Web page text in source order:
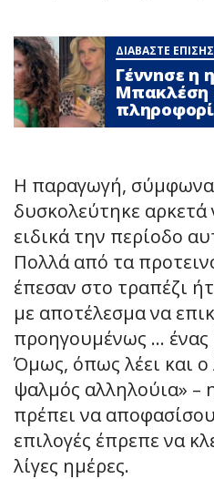
ΔΙΑΒΑΣΤΕ ΕΠΙΣΗΣ
Γέννnσε η
Μπακλέση
Η παραγωγή,
δυσκολεύτηκε αρκετά
ειδικά την περίοδο
Πολλά από τα
έπεσαν στο τραπέζι
με αποτέλεσμα να
προηγουμένως … ένας
Όμως, όπως λέει και ο
ψαλμός αλληλούια» –
πρέπει να
επιλογές έπρεπε να
λίγες ημέρες.